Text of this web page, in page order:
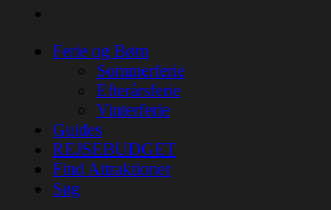
Ferie og Børn
Sommerferie
Efterårsferie
Vinterferie
Guides
REJSEBUDGET
Find Attraktioner
Søg